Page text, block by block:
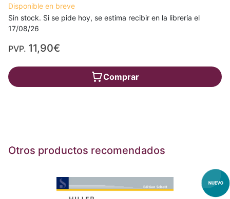
Disponible en breve
Sin stock. Si se pide hoy, se estima recibir en la librería el
17/08/26
PVP. 11,90€
Comprar
Otros productos recomendados